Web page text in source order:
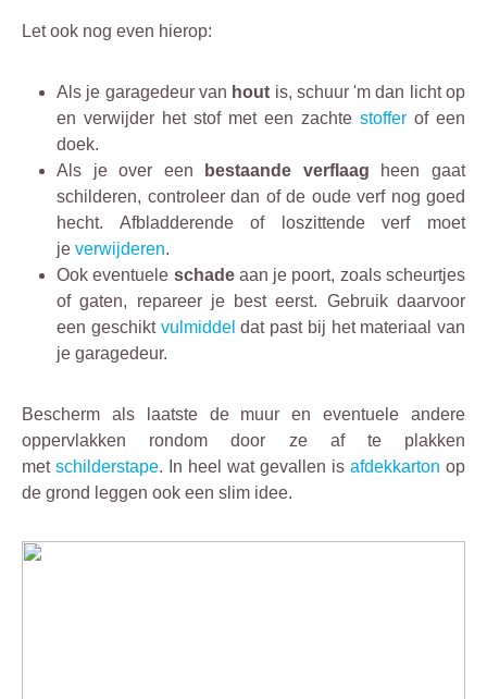
Let ook nog even hierop:
Als je garagedeur van hout is, schuur 'm dan licht op
en verwijder het stof met een zachte stoffer of een
doek.
Als je over een
bestaande verflaag heen gaat
schilderen, controleer dan of de oude verf nog goed
hecht. Afbladderende of loszittende verf moet
je verwijderen.
Ook eventuele schade aan je poort, zoals scheurtjes
of gaten, repareer je best eerst. Gebruik daarvoor
een geschikt vulmiddel dat past bij het materiaal van
je garagedeur.
Bescherm als laatste de muur en eventuele andere
oppervlakken rondom door ze af te plakken
met schilderstape. In heel wat gevallen is afdekkarton op
de grond leggen ook een slim idee.